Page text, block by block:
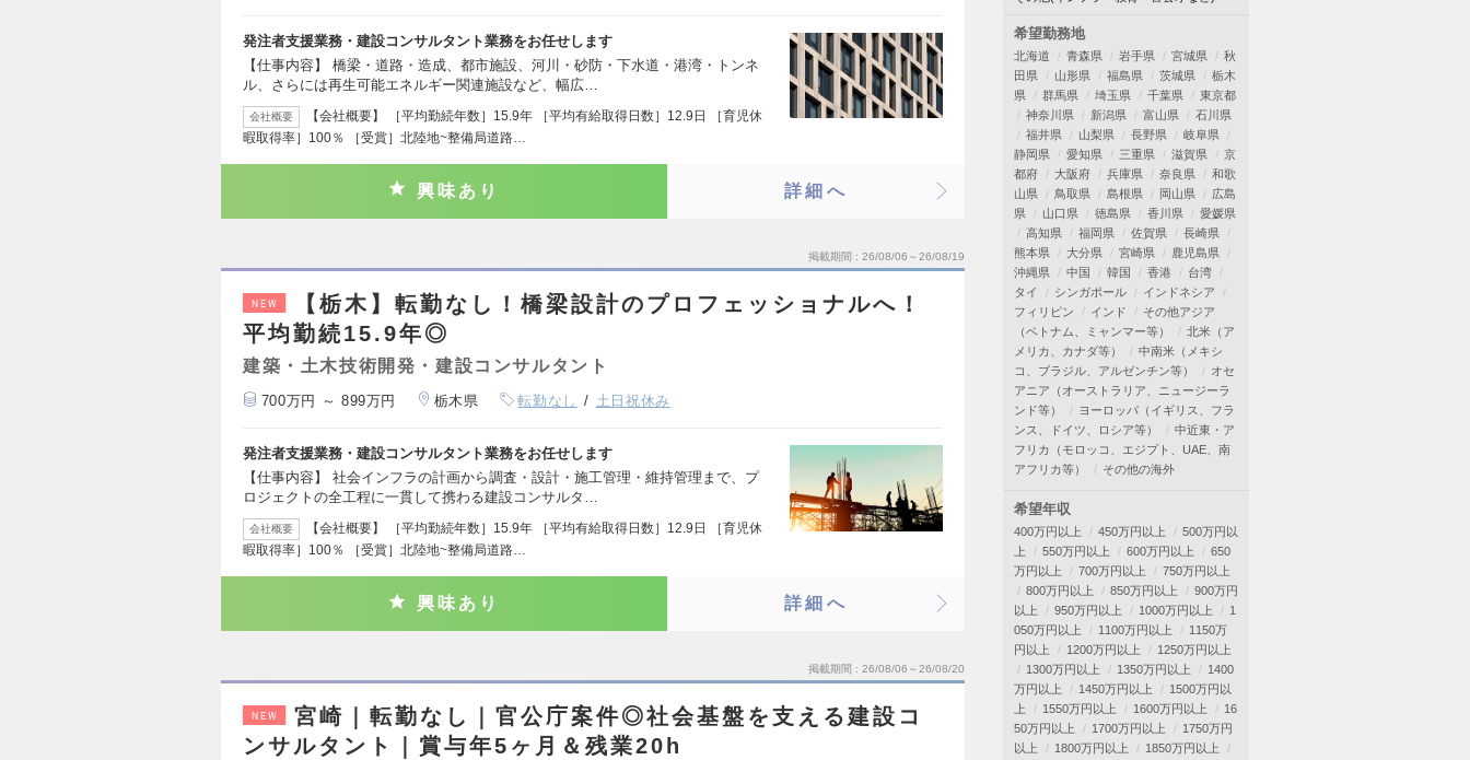
発注者支援業務・建設コンサルタント業務をお任せします
【仕事内容】 橋梁・道路・造成、都市施設、河川・砂防・下水道・港湾・トンネ
ル、さらには再生可能エネルギー関連施設など、幅広…
会社概要
【会社概要】 ［平均勤続年数］15.9年 ［平均有給取得日数］12.9日 ［育児休
暇取得率］100％ ［受賞］北陸地~整備局道路…
興味あり 詳細へ
掲載期間 26/08/06～26/08/19
NEW
【栃木】転勤なし！橋梁設計のプロフェッショナルへ！
平均勤続15.9年◎
建築・土木技術開発・建設コンサルタント
700万円 ～ 899万円 栃木県 転勤なし 土日祝休み
発注者支援業務・建設コンサルタント業務をお任せします
【仕事内容】 社会インフラの計画から調査・設計・施工管理・維持管理まで、プ
ロジェクトの全工程に一貫して携わる建設コンサルタ…
会社概要
【会社概要】 ［平均勤続年数］15.9年 ［平均有給取得日数］12.9日 ［育児休
暇取得率］100％ ［受賞］北陸地~整備局道路…
興味あり 詳細へ
掲載期間 26/08/06～26/08/20
NEW
宮崎｜転勤なし｜官公庁案件◎社会基盤を支える建設コ
ンサルタント｜賞与年5ヶ月＆残業20h
希望勤務地
北海道 青森県 岩手県 宮城県
秋
田県
山形県 福島県 茨城県
栃木
県
群馬県 埼玉県 千葉県
東京都
神奈川県
新潟県 富山県
石川県
福井県
山梨県 長野県
岐阜県
静岡県
愛知県 三重県 滋賀県
京
都府
大阪府 兵庫県 奈良県
和歌
山県
鳥取県 島根県 岡山県
広島
県
山口県 徳島県 香川県
愛媛県
高知県
福岡県 佐賀県
長崎県
熊本県
大分県 宮崎県
鹿児島県
沖縄県
中国 韓国 香港
台湾
タイ
シンガポール
インドネシア
フィリピン
インド
その他アジア
（ベトナム、ミャンマー等）
北米（ア
メリカ、カナダ等）
中南米（メキシ
コ、ブラジル、アルゼンチン等）
オセ
アニア（オーストラリア、ニュージーラ
ンド等）
ヨーロッパ（イギリス、フラ
ンス、ドイツ、ロシア等）
中近東・ア
フリカ（モロッコ、エジプト、UAE、南
アフリカ等）
その他の海外
希望年収
400万円以上 450万円以上
500万円以
上
550万円以上 600万円以上
650
万円以上
700万円以上
750万円以上
800万円以上
850万円以上
900万円
以上
950万円以上 1000万円以上
1
050万円以上
1100万円以上
1150万
円以上
1200万円以上
1250万円以上
1300万円以上
1350万円以上
1400
万円以上
1450万円以上
1500万円以
上
1550万円以上 1600万円以上
16
50万円以上
1700万円以上
1750万円
以上
1800万円以上
1850万円以上